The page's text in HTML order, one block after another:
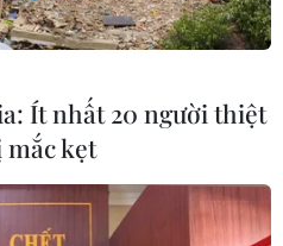
Ít nhất 20 người thiệt
kẹt